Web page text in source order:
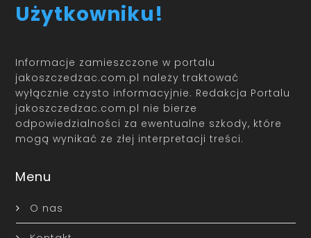
Użytkowniku!
Informacje zamieszczone w portalu
jakoszczedzac.com.pl należy traktować
wyłącznie czysto informacyjnie. Redakcja Portalu
jakoszczedzac.com.pl nie bierze
odpowiedzialności za ewentualne szkody, które
mogą wynikać ze złej interpretacji treści.
Menu
O nas